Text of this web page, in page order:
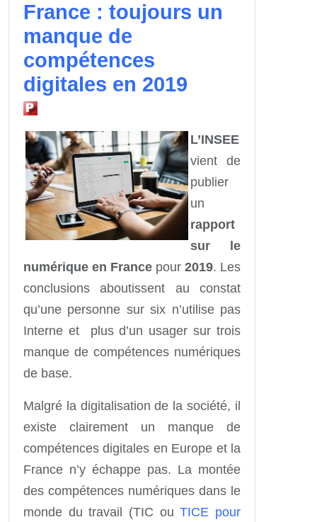
France : toujours un
manque de
compétences
digitales en 2019
L’INSEE
vient de
publier
un
rapport
sur le
numérique en France pour 2019. Les
conclusions aboutissent au constat
qu’une personne sur six n’utilise pas
Interne et plus d’un usager sur trois
manque de compétences numériques
de base.
Malgré la digitalisation de la société, il
existe clairement un manque de
compétences digitales en Europe et la
France n’y échappe pas. La montée
des compétences numériques dans le
monde du travail (TIC ouTICE pour